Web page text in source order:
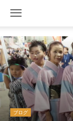
ブログ